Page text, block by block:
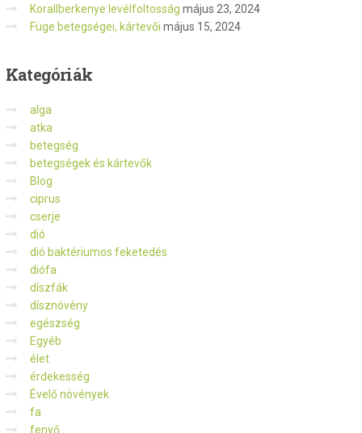
Korallberkenye levélfoltosság május 23, 2024
Füge betegségei, kártevői május 15, 2024
Kategóriák
alga
atka
betegség
betegségek és kártevők
Blog
ciprus
cserje
dió
dió baktériumos feketedés
diófa
díszfák
dísznövény
egészség
Egyéb
élet
érdekesség
Évelő növények
fa
fenyő